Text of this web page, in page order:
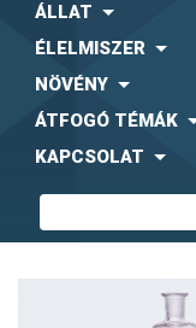
ÁLLAT
ÉLELMISZER
NÖVÉNY
ÁTFOGÓ TÉMÁK
KAPCSOLAT